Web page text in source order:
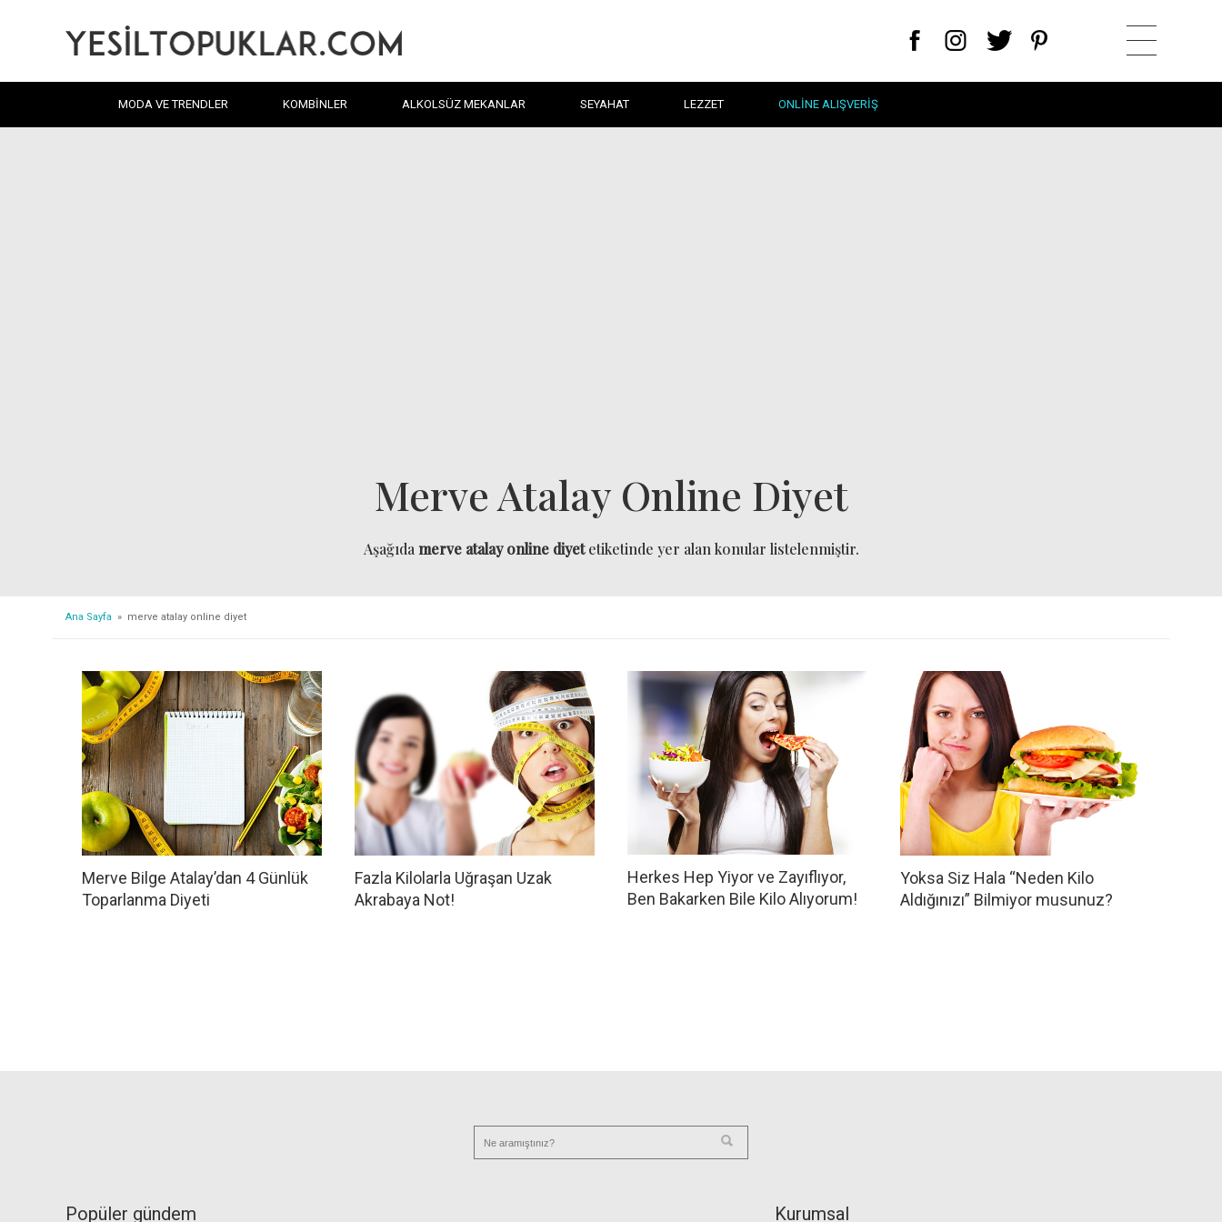
MODA VE TRENDLER KOMBINLER ALKOLSÜZ MEKANLAR SEYAHAT LEZZET ONLINE ALIŞVERIŞ
Merve Atalay Online Diyet
Aşağıda merve atalay online diyetetiketinde yer alan konular listelenmiştir.
Ana Sayfa » merve atalay online diyet
Merve Bilge Atalay’dan 4 Günlük
Toparlanma Diyeti
Fazla Kilolarla Uğraşan Uzak
Akrabaya Not!
Herkes Hep Yiyor ve Zayıflıyor,
Ben Bakarken Bile Kilo Alıyorum!
Yoksa Siz Hala “Neden Kilo
Aldığınızı” Bilmiyor musunuz?
Popüler gündem Kurumsal